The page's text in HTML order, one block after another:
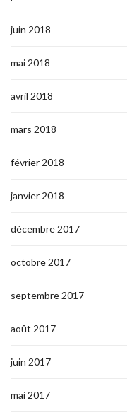
juin 2018
mai 2018
avril 2018
mars 2018
février 2018
janvier 2018
décembre 2017
octobre 2017
septembre 2017
août 2017
juin 2017
mai 2017